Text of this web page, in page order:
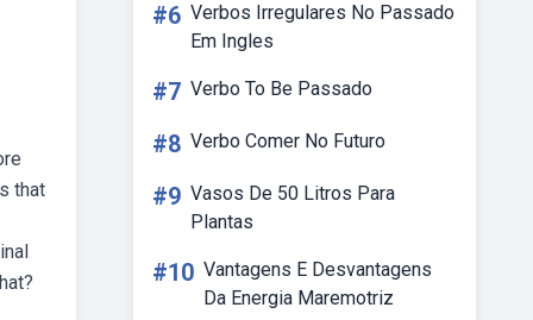
that
#6 Verbos Irregulares No Passado
Em Ingles
#7 Verbo To Be Passado
#8 Verbo Comer No Futuro
#9 Vasos De 50 Litros Para
Plantas
#10 Vantagens E Desvantagens
Da Energia Maremotriz